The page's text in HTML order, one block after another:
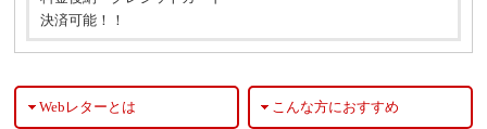
決済可能！！
Webレターとは こんな方におすすめ